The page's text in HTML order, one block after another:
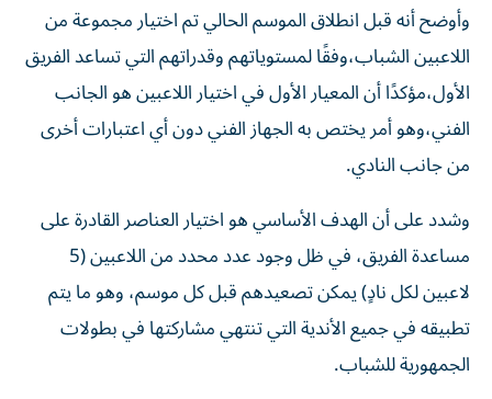
وأوضح أنه قبل انطلاق الموسم الحالي تم اختيار مجموعة من
اللاعبين الشباب،وفقًا لمستوياتهم وقدراتهم التي تساعد الفريق
الأول،مؤكدًا أن المعيار الأول في اختيار اللاعبين هو الجانب
الفني،وهو أمر يختص به الجهاز الفني دون أي اعتبارات أخرى
من جانب النادي.
وشدد على أن الهدف الأساسي هو اختيار العناصر القادرة على
مساعدة الفريق، في ظل وجود عدد محدد من اللاعبين (5
لاعبين لكل نادٍ) يمكن تصعيدهم قبل كل موسم، وهو ما يتم
تطبيقه في جميع الأندية التي تنتهي مشاركتها في بطولات
الجمهورية للشباب.